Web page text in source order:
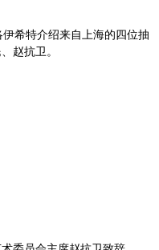
希特介绍来自上海的四位抽
赵抗卫。